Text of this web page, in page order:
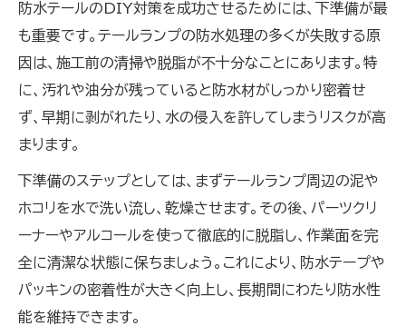
防水性を左右する接合部の処理テクニック
防水対策で水漏れトラブルから解放される方
法
防水性重視で長持ちするテール加工法
テールランプ防水処理の具体的なやり方解説
防水テールを自作する際のチェックリスト
防水パッキン・テープの組み合わせ活用術
DIYでも安心な防水加工の仕上げ方法
トレーラー用テールランプ防水のベストプラクティ
ス
防水テールのDIY対策を成功させるためには、下準備が最
も重要です。テールランプの防水処理の多くが失敗する原
因は、施工前の清掃や脱脂が不十分なことにあります。特
に、汚れや油分が残っていると防水材がしっかり密着せ
ず、早期に剥がれたり、水の侵入を許してしまうリスクが高
まります。
下準備のステップとしては、まずテールランプ周辺の泥や
ホコリを水で洗い流し、乾燥させます。その後、パーツクリ
ーナーやアルコールを使って徹底的に脱脂し、作業面を完
全に清潔な状態に保ちましょう。これにより、防水テープや
パッキンの密着性が大きく向上し、長期間にわたり防水性
能を維持できます。